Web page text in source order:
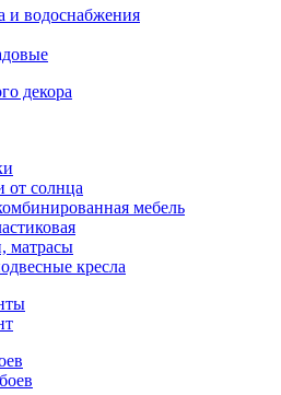
и водоснабжения
декора
от солнца
мебель
матрасы
кресла